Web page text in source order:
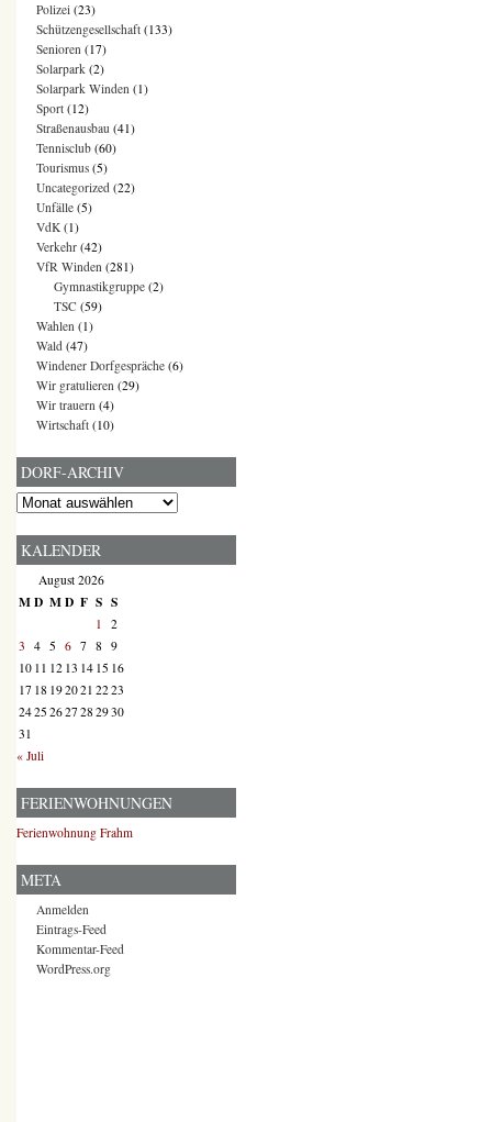
Polizei (23)
Schützengesellschaft (133)
Senioren (17)
Solarpark (2)
Solarpark Winden (1)
Sport (12)
Straßenausbau (41)
Tennisclub (60)
Tourismus (5)
Uncategorized (22)
Unfälle (5)
VdK (1)
Verkehr (42)
VfR Winden (281)
Gymnastikgruppe (2)
TSC (59)
Wahlen (1)
Wald (47)
Windener Dorfgespräche (6)
Wir gratulieren (29)
Wir trauern (4)
Wirtschaft (10)
DORF-ARCHIV
Dorf-
KALENDER
August 2026
MD MD F S S
1 2
3 4 5 6 7 8 9
10 11 12 13 14 15 16
17 18 192021 2223
2425 2627 28 2930
31
« Juli
FERIENWOHNUNGEN
Ferienwohnung Frahm
META
Anmelden
Eintrags-Feed
Kommentar-Feed
WordPress.org